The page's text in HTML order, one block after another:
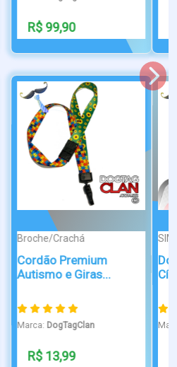
R$ 49,90
PONTA DE DIAM...
Dog tag gravação ponta
de dia...
Marca: DogTagClan
R$ 90,00